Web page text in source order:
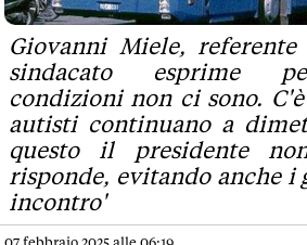
Giovanni Miele,
sindacato esprime
condizioni non ci sono.
autisti continuano a
questo il presidente
risponde, evitando anche
incontro'